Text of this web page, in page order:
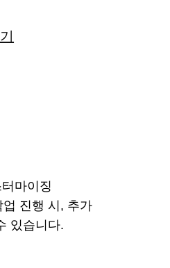
마이징
진행 시, 추가
있습니다.